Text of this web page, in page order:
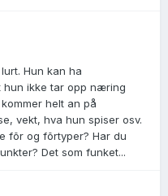
Hun kan ha
hun ikke tar opp næring
helt an på
vekt, hva hun spiser osv.
fõr og fõrtyper? Har du
Det som funket...